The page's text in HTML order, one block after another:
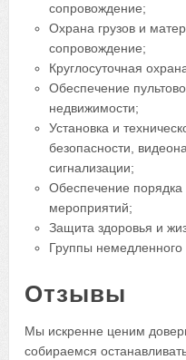
сопровождение;
Охрана грузов и
сопровождение;
Круглосуточная
Обеспечение
недвижимости;
Установка и
безопасности,
сигнализации;
Обеспечение
мероприятий;
Защита здоровья и
Группы немедленного
Отзывы
Мы искренне ценим
собираемся